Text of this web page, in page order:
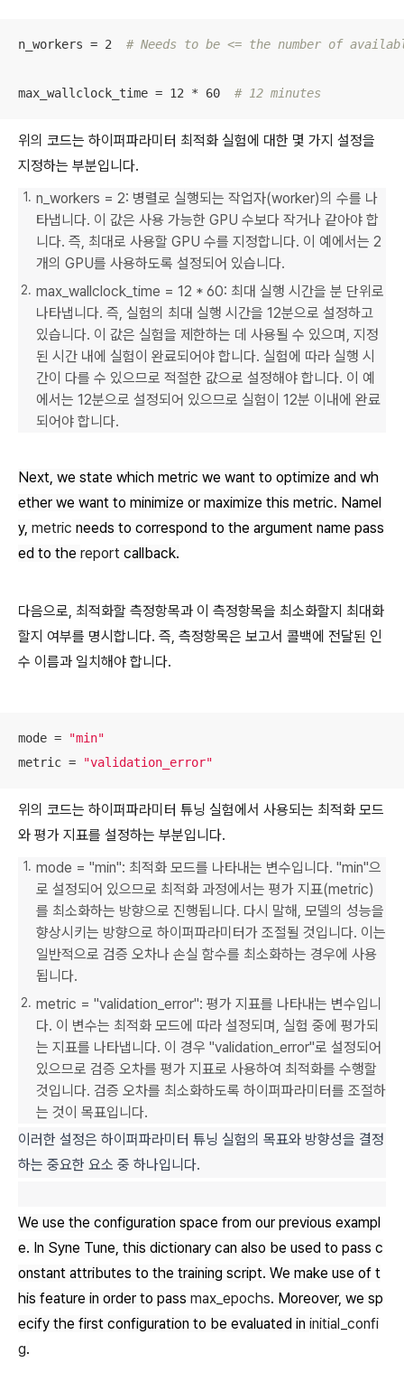
n_workers = 2 # Needs to be <= the number of
max_wallclock_time = 12 * 60 # 12 minutes
위의 코드는 하이퍼파라미터 최적화 실험에 대한 몇 가지 설정을
지정하는 부분입니다.
n_workers = 2: 병렬로 실행되는 작업자(worker)의 수를 나
타냅니다. 이 값은 사용 가능한 GPU 수보다 작거나 같아야 합
니다. 즉, 최대로 사용할 GPU 수를 지정합니다. 이 예에서는 2
개의 GPU를 사용하도록 설정되어 있습니다.
max_wallclock_time = 12 * 60: 최대 실행 시간을 분 단위로
나타냅니다. 즉, 실험의 최대 실행 시간을 12분으로 설정하고
있습니다. 이 값은 실험을 제한하는 데 사용될 수 있으며, 지정
된 시간 내에 실험이 완료되어야 합니다. 실험에 따라 실행 시
간이 다를 수 있으므로 적절한 값으로 설정해야 합니다. 이 예
에서는 12분으로 설정되어 있으므로 실험이 12분 이내에 완료
되어야 합니다.
Next, we state which metric we want to optimize and wh
ether we want to minimize or maximize this metric. Namel
y, metric needs to correspond to the argument name pass
ed to the report callback.
다음으로, 최적화할 측정항목과 이 측정항목을 최소화할지 최대화
할지 여부를 명시합니다. 즉, 측정항목은 보고서 콜백에 전달된 인
수 이름과 일치해야 합니다.
mode =
"min"
metric =
"validation_error"
위의 코드는 하이퍼파라미터 튜닝 실험에서 사용되는 최적화 모드
와 평가 지표를 설정하는 부분입니다.
mode = "min": 최적화 모드를 나타내는 변수입니다. "min"으
로 설정되어 있으므로 최적화 과정에서는 평가 지표(metric)
를 최소화하는 방향으로 진행됩니다. 다시 말해, 모델의 성능을
향상시키는 방향으로 하이퍼파라미터가 조절될 것입니다. 이는
일반적으로 검증 오차나 손실 함수를 최소화하는 경우에 사용
됩니다.
metric = "validation_error": 평가 지표를 나타내는 변수입니
다. 이 변수는 최적화 모드에 따라 설정되며, 실험 중에 평가되
는 지표를 나타냅니다. 이 경우 "validation_error"로 설정되어
있으므로 검증 오차를 평가 지표로 사용하여 최적화를 수행할
것입니다. 검증 오차를 최소화하도록 하이퍼파라미터를 조절하
는 것이 목표입니다.
이러한 설정은 하이퍼파라미터 튜닝 실험의 목표와 방향성을 결정
하는 중요한 요소 중 하나입니다.
We use the configuration space from our previous exampl
e. In Syne Tune, this dictionary can also be used to pass c
onstant attributes to the training script. We make use of t
his feature in order to pass max_epochs. Moreover, we sp
ecify the first configuration to be evaluated in initial_confi
g.